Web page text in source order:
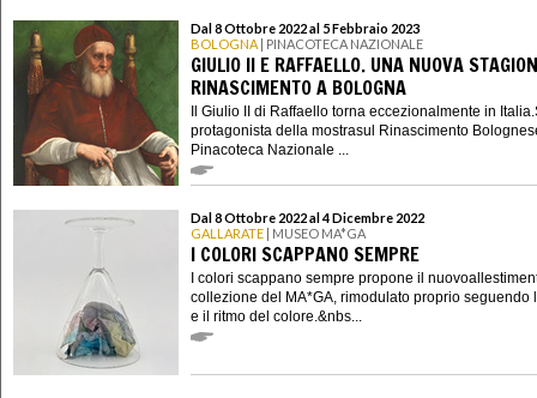
Dal 8 Ottobre 2022 al 5 Febbraio 2023
BOLOGNA | PINACOTECA NAZIONALE
GIULIO II E RAFFAELLO. UNA NUOVA
RINASCIMENTO A BOLOGNA
Il Giulio II di Raffaello torna eccezionalmente in
protagonista della mostrasul Rinascimento
Pinacoteca Nazionale ...
Dal 8 Ottobre 2022 al 4 Dicembre 2022
GALLARATE | MUSEO MA*GA
I COLORI SCAPPANO SEMPRE
I colori scappano sempre propone il
collezione del MA*GA, rimodulato proprio seguendo
e il ritmo del colore.&nbs...